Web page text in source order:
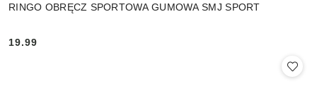
RINGO OBRĘCZ SPORTOWA GUMOWA SMJ SPORT
Cena:
19.99